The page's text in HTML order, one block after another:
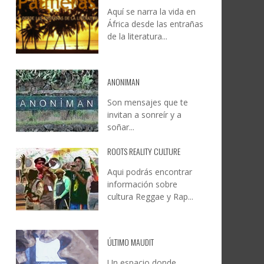
EL
CULTURE & BUSINESS PRIDE
CULMINA UN REGRESO HISTÓRICO
Y CONSOLIDA A GRAN CANARIA
DE CULTURA, DIVERSIDAD Y
DERECHOS HUMANOS LGTBIQA+.
CREATIVA CANARIA, 5 AGOSTO, 2026
JESÚS RODRÍGUEZ FALCÓN:
NATURALEZA, CAMINO Y
FOTOGRAFÍA
Aquí se narra la vida en
África desde las entrañas
de la literatura...
ANONIMAN
Son mensajes que te
invitan a sonreír y a
soñar...
ROOTS REALITY CULTURE
Aqui podrás encontrar
información sobre
cultura Reggae y Rap...
ÚLTIMO MAUDIT